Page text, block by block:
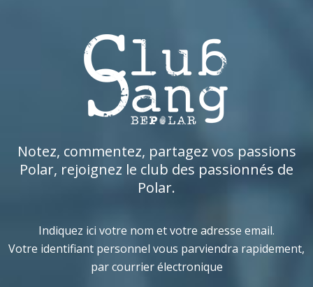
Notez, commentez, partagez vos passions
Polar, rejoignez le club des passionnés de
Polar.
Indiquez ici votre nom et votre adresse email.
Votre identifiant personnel vous parviendra rapidement,
par courrier électronique